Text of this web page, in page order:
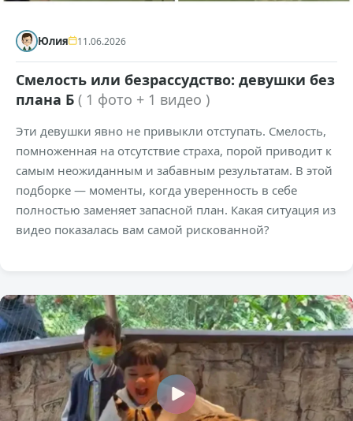
Юлия 11.06.2026
Смелость или безрассудство: девушки без
плана Б ( 1 фото + 1 видео )
Эти девушки явно не привыкли отступать. Смелость,
помноженная на отсутствие страха, порой приводит к
самым неожиданным и забавным результатам. В этой
подборке — моменты, когда уверенность в себе
полностью заменяет запасной план. Какая ситуация из
видео показалась вам самой рискованной?